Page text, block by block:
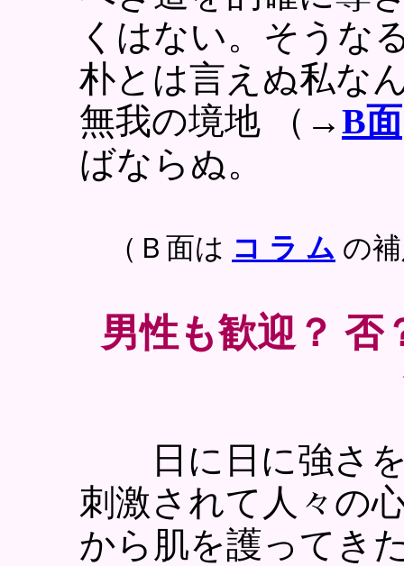
くはない。そうな
朴とは言えぬ私な
無我の境地 （→B面
ばならぬ。
（Ｂ面は コ ラ ム の
男性も歓迎？ 否
日に日に強さを
刺激されて人々の
から肌を護ってき